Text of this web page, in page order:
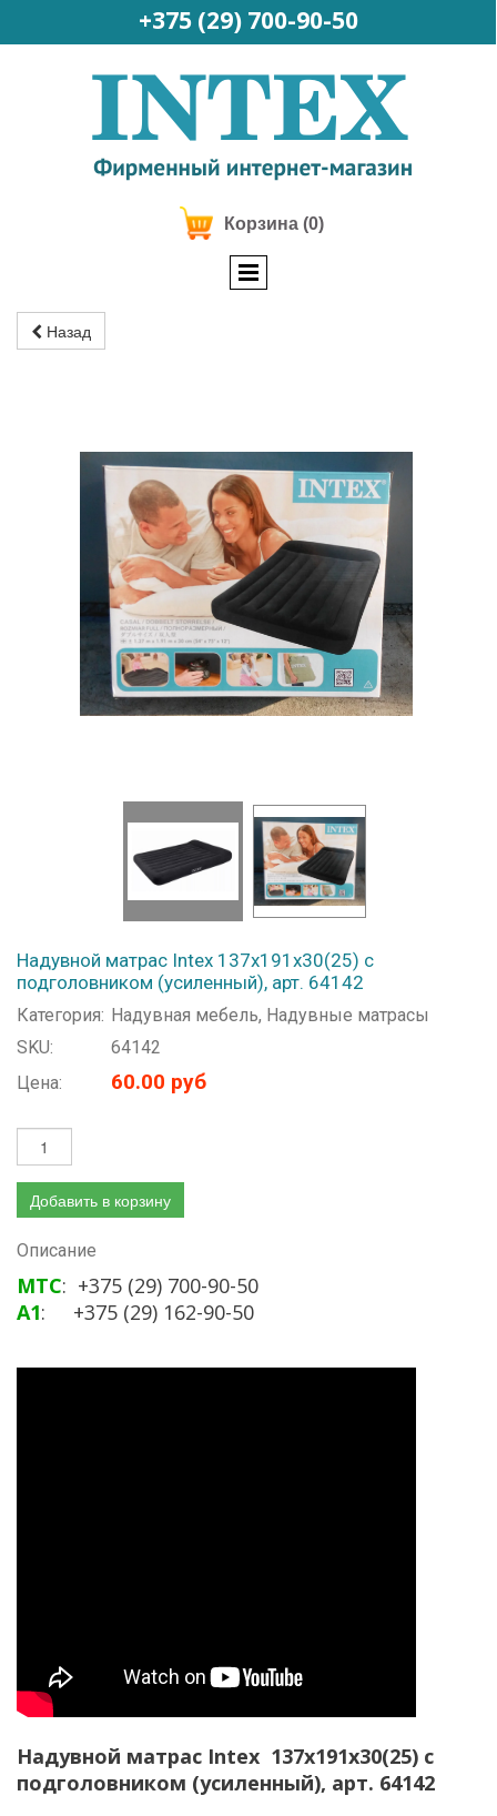
+375 (29)700-90-50
Корзина (0)
Назад
Надувной матрас Intex 137x191x30(25) с
подголовником (усиленный), арт. 64142
Категория: Надувная мебель, Надувные матрасы
SKU:
64142
Цена:
60.00 руб
Добавить в корзину
Описание
МТС: +375 (29) 700-90-50
А1: +375 (29) 162-90-50
Надувной матрас Intex 137x191x30(25) с
подголовником (усиленный), арт. 64142